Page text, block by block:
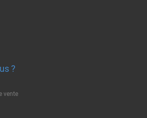
?
vente